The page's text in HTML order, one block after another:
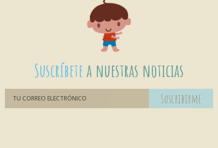
Suscríbetea nuestras noticias
Suscribirme